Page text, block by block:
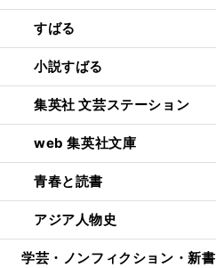
すばる
小説すばる
集英社 文芸ステーション
web 集英社文庫
青春と読書
アジア人物史
学芸・ノンフィクション・新書